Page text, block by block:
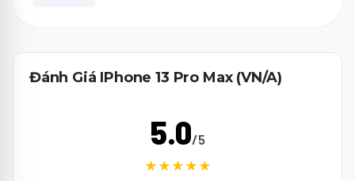
Đánh Giá IPhone 13 Pro Max (VN/A)
5.0/5
★★★★★